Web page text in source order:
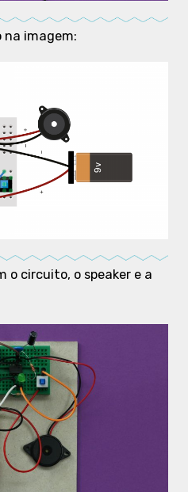
na imagem:
o circuito, o speaker e a